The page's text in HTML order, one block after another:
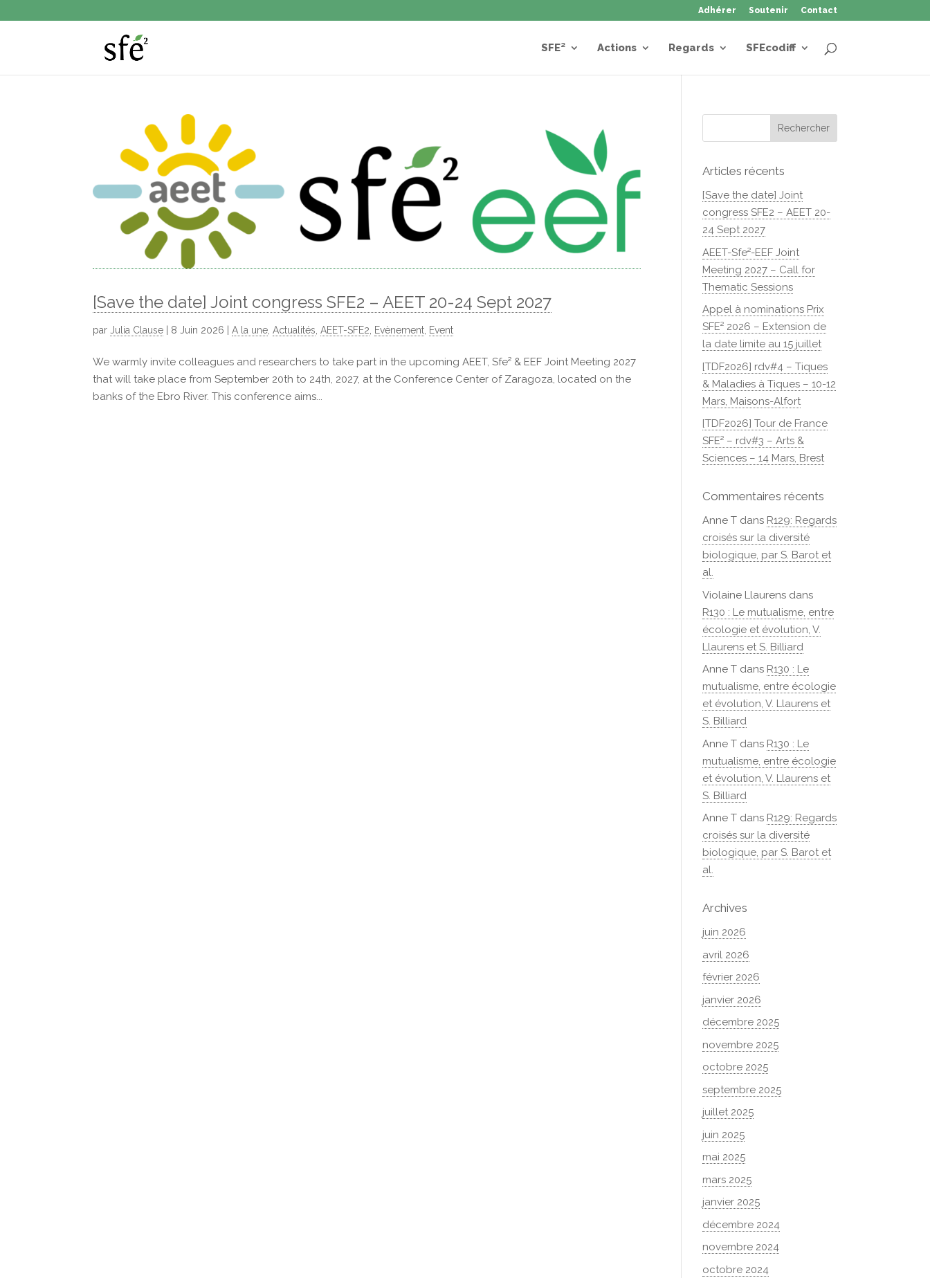
Adhérer Soutenir Contact
SFE² Actions Regards SFEcodiff
[Save the date] Joint congress SFE2 – AEET 20-24 Sept 2027
par Julia Clause 8 Juin 2026 |A la une ,Actualités ,AEET-SFE2 Evènement Event
We warmly invite colleagues and researchers to take part in the upcoming AEET, Sfe² & EEF Joint Meeting 2027
that will take place from September 20th to 24th, 2027, at the Conference Center of Zaragoza, located on the
banks of the Ebro River. This conference aims...
Articles récents
[Save the date] Joint
congress SFE2 – AEET 20-
24 Sept 2027
AEET-Sfe²-EEF Joint
Meeting 2027 – Call for
Thematic Sessions
Appel à nominations Prix
SFE² 2026 – Extension de
la date limite au 15 juillet
[TDF2026] rdv#4 – Tiques
& Maladies à Tiques – 10-12
Mars, Maisons-Alfort
[TDF2026] Tour de France
SFE² – rdv#3 – Arts &
Sciences – 14 Mars, Brest
Commentaires récents
Anne T dans R129: Regards
croisés sur la diversité
biologique, par S. Barot et
al.
Violaine Llaurens dans
R130 : Le mutualisme, entre
écologie et évolution, V.
Llaurens et S. Billiard
Anne T dans R130 : Le
mutualisme, entre écologie
et évolution, V. Llaurens et
S. Billiard
Anne T dans R130 : Le
mutualisme, entre écologie
et évolution, V. Llaurens et
S. Billiard
Anne T dans R129: Regards
croisés sur la diversité
biologique, par S. Barot et
al.
Archives
juin 2026
avril 2026
février 2026
janvier 2026
décembre 2025
novembre 2025
octobre 2025
septembre 2025
juillet 2025
juin 2025
mai 2025
mars 2025
janvier 2025
décembre 2024
novembre 2024
octobre 2024